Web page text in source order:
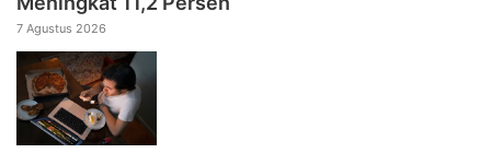
7 Agustus 2026